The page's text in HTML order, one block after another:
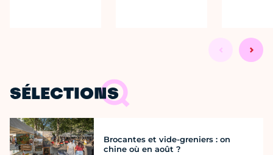
SÉLECTIONS
Brocantes et vide-greniers : on
chine où en août ?